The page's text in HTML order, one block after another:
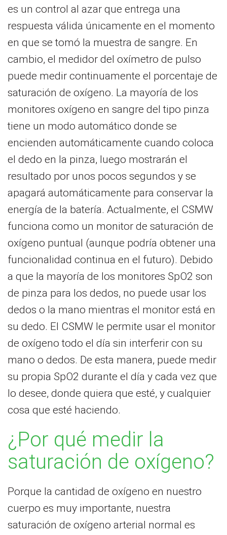
es un control al azar que entrega una
respuesta válida únicamente en el momento
en que se tomó la muestra de sangre. En
cambio, el medidor del oxímetro de pulso
puede medir continuamente el porcentaje de
saturación de oxígeno. La mayoría de los
monitores oxígeno en sangre del tipo pinza
tiene un modo automático donde se
encienden automáticamente cuando coloca
el dedo en la pinza, luego mostrarán el
resultado por unos pocos segundos y se
apagará automáticamente para conservar la
energía de la batería. Actualmente, el CSMW
funciona como un monitor de saturación de
oxígeno puntual (aunque podría obtener una
funcionalidad continua en el futuro). Debido
a que la mayoría de los monitores SpO2 son
de pinza para los dedos, no puede usar los
dedos o la mano mientras el monitor está en
su dedo. El CSMW le permite usar el monitor
de oxígeno todo el día sin interferir con su
mano o dedos. De esta manera, puede medir
su propia SpO2 durante el día y cada vez que
lo desee, donde quiera que esté, y cualquier
cosa que esté haciendo.
¿Por qué medir la
saturación de oxígeno?
Porque la cantidad de oxígeno en nuestro
cuerpo es muy importante, nuestra
saturación de oxígeno arterial normal es